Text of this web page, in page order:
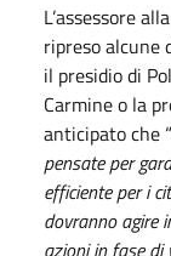
L’assessore
ripreso alcune
il presidio di
Carmine o la
anticipato che “
pensate per
efficiente per i
dovranno agire
azioni in fase di